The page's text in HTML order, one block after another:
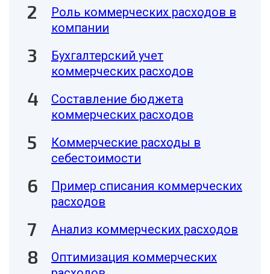
Роль коммерческих расходов в
компании
Бухгалтерский учет
коммерческих расходов
Составление бюджета
коммерческих расходов
Коммерческие расходы в
себестоимости
Пример списания коммерческих
расходов
Анализ коммерческих расходов
Оптимизация коммерческих